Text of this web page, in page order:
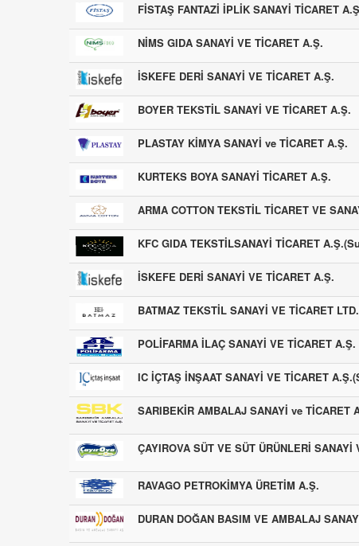
FİSTAŞ FANTAZİ İPLİK SANAYİ TİCARET
NİMS GIDA SANAYİ VE TİCARET A.Ş.
İSKEFE DERİ SANAYİ VE TİCARET A.Ş.
BOYER TEKSTİL SANAYİ VE TİCARET A.Ş.
PLASTAY KİMYA SANAYİ ve TİCARET A.Ş.
KURTEKS BOYA SANAYİ TİCARET A.Ş.
ARMA COTTON TEKSTİL TİCARET VE
KFC GIDA TEKSTİLSANAYİ TİCARET
İSKEFE DERİ SANAYİ VE TİCARET A.Ş.
BATMAZ TEKSTİL SANAYİ VE TİCARET
POLİFARMA İLAÇ SANAYİ VE TİCARET A.Ş.
IC İÇTAŞ İNŞAAT SANAYİ VE TİCARET
SARIBEKİR AMBALAJ SANAYİ ve TİCARET
ÇAYIROVA SÜT VE SÜT ÜRÜNLERİ SANAYİ
RAVAGO PETROKİMYA ÜRETİM A.Ş.
DURAN DOĞAN BASIM VE AMBALAJ